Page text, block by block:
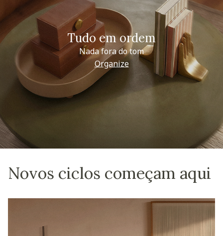
Tudo em ordem
Nada fora do tom
Organize
Novos ciclos começam aqui